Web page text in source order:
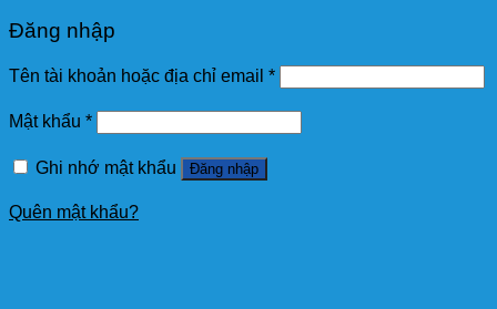
Đăng nhập
Tên tài khoản hoặc địa chỉ email *
Mật khẩu *
Ghi nhớ mật khẩu Đăng nhập
Quên mật khẩu?